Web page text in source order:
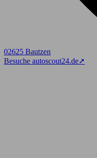
02625 Bautzen
Besuche autoscout24.de➚